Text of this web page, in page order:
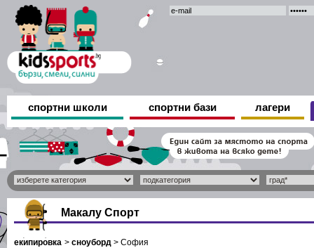
спортни школи спортни бази лагери
Макалу Спорт
екипировка > сноуборд > София